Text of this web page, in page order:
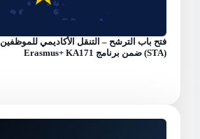
فتح باب الترشح – التنقل الأكاديمي
(STA) ضمن برنامج Erasmus+ KA171